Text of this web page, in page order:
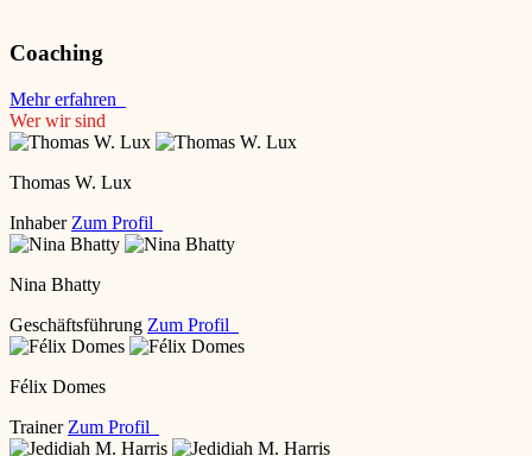
Coaching
Mehr erfahren
Wer wir sind
Thomas W. Lux
Inhaber Zum Profil
Nina Bhatty
Geschäftsführung Zum Profil
Félix Domes
Trainer Zum Profil